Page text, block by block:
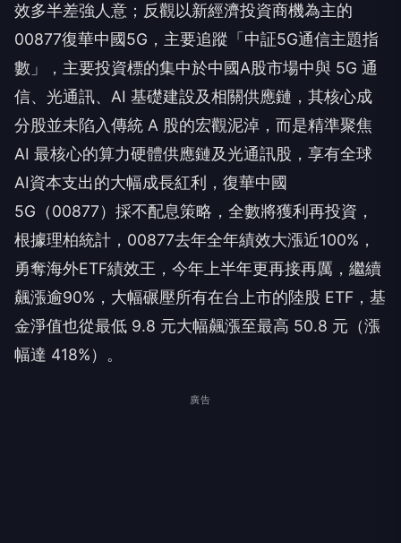
效多半差強人意；反觀以新經濟投資商機為主的
00877復華中國5G，主要追蹤「中証5G通信主題指
數」，主要投資標的集中於中國A股市場中與 5G 通
信、光通訊、AI 基礎建設及相關供應鏈，其核心成
分股並未陷入傳統 A 股的宏觀泥淖，而是精準聚焦
AI 最核心的算力硬體供應鏈及光通訊股，享有全球
AI資本支出的大幅成長紅利，復華中國
5G（00877）採不配息策略，全數將獲利再投資，
根據理柏統計，00877去年全年績效大漲近100%，
勇奪海外ETF績效王，今年上半年更再接再厲，繼續
飆漲逾90%，大幅碾壓所有在台上市的陸股 ETF，基
金淨值也從最低 9.8 元大幅飆漲至最高 50.8 元（漲
幅達 418%）。
廣告